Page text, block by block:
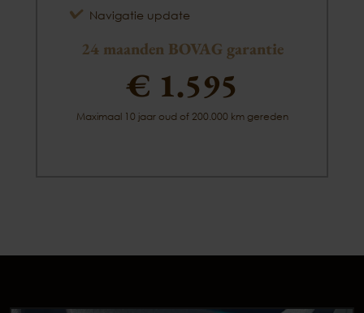
Navigatie update
24 maanden BOVAG garantie
€ 1.595
Maximaal 10 jaar oud of 200.000 km gereden